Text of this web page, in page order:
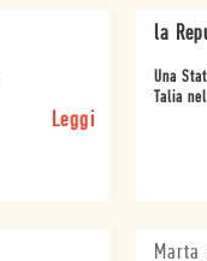
Leggi
la
Una
Talia
Marta